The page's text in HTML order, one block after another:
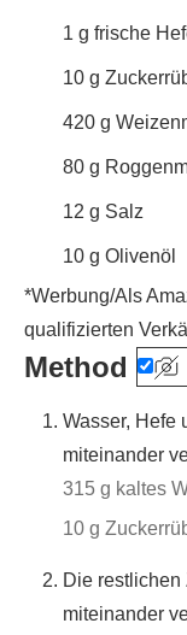
1 g frische
10 g
420 g
80 g
12 g Salz
10 g Olivenöl
*Werbung/Als Amazon-Partner verdiene ich an
qualifizierten
Method
Wasser, Hefe
miteinander
315 g kaltes
10 g
Die
miteinander